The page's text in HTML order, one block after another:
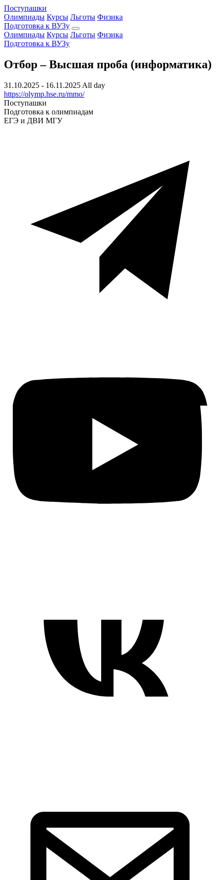
Поступашки
Олимпиады Курсы Льготы Физика
Подготовка к ВУЗу
Олимпиады Курсы Льготы Физика
Подготовка к ВУЗу
Отбор – Высшая проба (информатика)
31.10.2025 - 16.11.2025 All day
https://olymp.hse.ru/mmo/
Поступашки
Подготовка к олимпиадам
ЕГЭ и ДВИ МГУ